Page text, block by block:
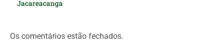
Jacareacanga
Os comentários estão fechados.